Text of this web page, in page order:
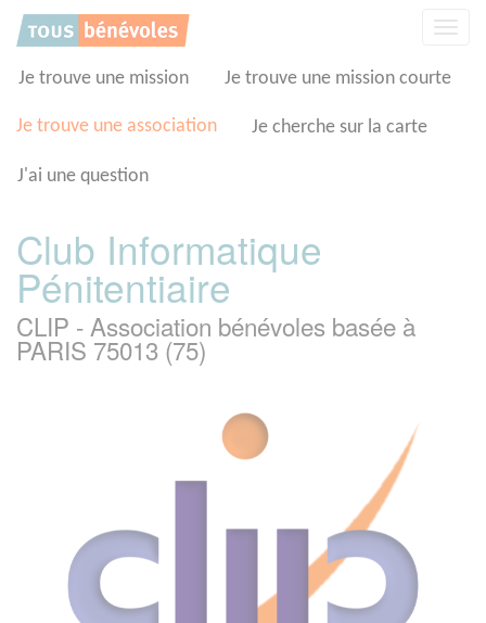
Je trouve une mission Je trouve une mission courte
Je trouve une association Je cherche sur la carte
J'ai une question
Club Informatique
Pénitentiaire
CLIP - Association bénévoles basée à
PARIS 75013 (75)
Panneau de gestion des cookies